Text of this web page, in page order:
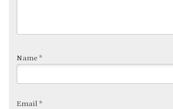
Name*
Email *